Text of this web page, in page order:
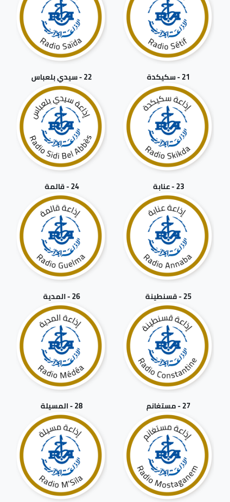
21 - سكيكدة 22 - سيدي بلعباس
23 - عنابة 24 - قالمة
25 - قسنطينة 26 - المدية
27 - مستغانم 28 - المسيلة